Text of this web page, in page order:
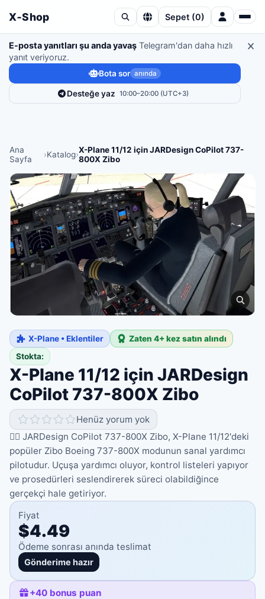
X‑Shop Sepet (0)
E-posta yanıtları şu anda yavaş Telegram'dan daha hızlı
yanıt veriyoruz.
Bota sor anında
Desteğe yaz 10:00–20:00 (UTC+3)
Ana
Sayfa
›Katalog›X-Plane 11/12 için JARDesign CoPilot 737-
800X Zibo
X-Plane • Eklentiler
Zaten 4+ kez satın alındı
Stokta:
X-Plane 11/12 için JARDesign
CoPilot 737-800X Zibo
Henüz yorum yok
🧑‍✈️ JARDesign CoPilot 737-800X Zibo, X-Plane 11/12'deki
popüler Zibo Boeing 737-800X modunun sanal yardımcı
pilotudur. Uçuşa yardımcı oluyor, kontrol listeleri yapıyor
ve prosedürleri seslendirerek süreci olabildiğince
gerçekçi hale getiriyor.
Fiyat
$4.49
Ödeme sonrası anında teslimat
Gönderime hazır
+40 bonus puan